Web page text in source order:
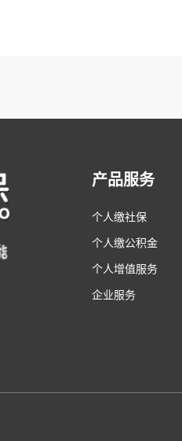
产品服务
个人缴社保
个人缴公积金
个人增值服务
企业服务